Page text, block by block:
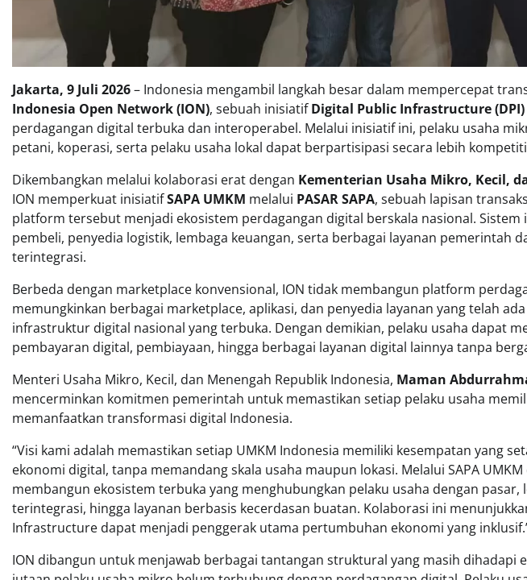
Jakarta, 9 Juli 2026– Indonesia mengambil langkah besar dalam mempercepat
Indonesia Open Network (ION), sebuah inisiatifDigital Public Infrastructure (DPI)
perdagangan digital terbuka dan interoperabel. Melalui inisiatif ini, pelaku usaha
petani, koperasi, serta pelaku usaha lokal dapat berpartisipasi secara lebih
Dikembangkan melalui kolaborasi erat dengan Kementerian Usaha Mikro, Kecil,
ION memperkuat inisiatifSAPA UMKM melalui PASAR SAPA, sebuah lapisan
platform tersebut menjadi ekosistem perdagangan digital berskala nasional. Sistem
pembeli, penyedia logistik, lembaga keuangan, serta berbagai layanan pemerintah
terintegrasi.
Berbeda dengan marketplace konvensional, ION tidak membangun platform
memungkinkan berbagai marketplace, aplikasi, dan penyedia layanan yang telah
infrastruktur digital nasional yang terbuka. Dengan demikian, pelaku usaha dapat
pembayaran digital, pembiayaan, hingga berbagai layanan digital lainnya tanpa
Menteri Usaha Mikro, Kecil, dan Menengah Republik Indonesia, Maman
mencerminkan komitmen pemerintah untuk memastikan setiap pelaku usaha
memanfaatkan transformasi digital Indonesia.
“Visi kami adalah memastikan setiap UMKM Indonesia memiliki kesempatan yang
ekonomi digital, tanpa memandang skala usaha maupun lokasi. Melalui SAPA
membangun ekosistem terbuka yang menghubungkan pelaku usaha dengan
terintegrasi, hingga layanan berbasis kecerdasan buatan. Kolaborasi ini
Infrastructure dapat menjadi penggerak utama pertumbuhan ekonomi yang
ION dibangun untuk menjawab berbagai tantangan struktural yang masih dihadapi